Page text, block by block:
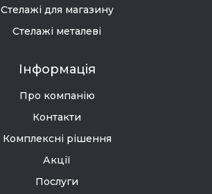
Стелажі для магазину
Стелажі металеві
Інформація
Про компанію
Контакти
Комплексні рішення
Акції
Послуги